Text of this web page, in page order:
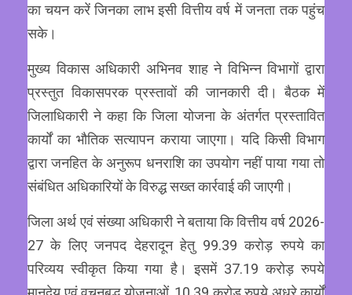
का चयन करें जिनका लाभ इसी वित्तीय वर्ष में जनता तक पहुंच
सके।
मुख्य विकास अधिकारी अभिनव शाह ने विभिन्न विभागों द्वारा
प्रस्तुत विकासपरक प्रस्तावों की जानकारी दी। बैठक में
जिलाधिकारी ने कहा कि जिला योजना के अंतर्गत प्रस्तावित
कार्यों का भौतिक सत्यापन कराया जाएगा। यदि किसी विभाग
द्वारा जनहित के अनुरूप धनराशि का उपयोग नहीं पाया गया तो
संबंधित अधिकारियों के विरुद्ध सख्त कार्रवाई की जाएगी।
जिला अर्थ एवं संख्या अधिकारी ने बताया कि वित्तीय वर्ष 2026-
27 के लिए जनपद देहरादून हेतु 99.39 करोड़ रुपये का
परिव्यय स्वीकृत किया गया है। इसमें 37.19 करोड़ रुपये